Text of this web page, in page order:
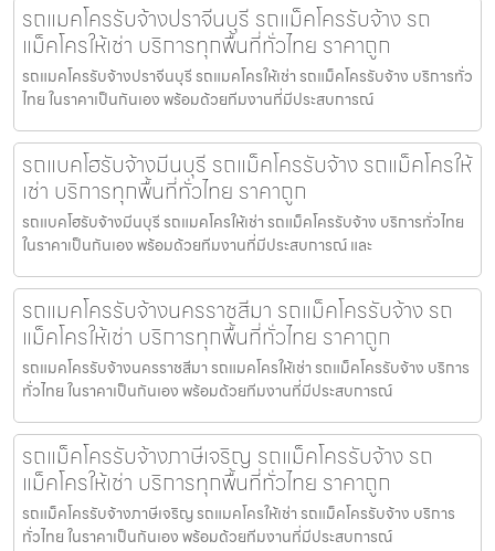
รถแมคโครรับจ้างปราจีนบุรี รถแม็คโครรับจ้าง รถ
แม็คโครให้เช่า บริการทุกพื้นที่ทั่วไทย ราคาถูก
รถแมคโครรับจ้างปราจีนบุรี รถแมคโครให้เช่า รถแม็คโครรับจ้าง บริการทั่ว
ไทย ในราคาเป็นกันเอง พร้อมด้วยทีมงานที่มีประสบการณ์
รถแบคโฮรับจ้างมีนบุรี รถแม็คโครรับจ้าง รถแม็คโครให้
เช่า บริการทุกพื้นที่ทั่วไทย ราคาถูก
รถแบคโฮรับจ้างมีนบุรี รถแมคโครให้เช่า รถแม็คโครรับจ้าง บริการทั่วไทย
ในราคาเป็นกันเอง พร้อมด้วยทีมงานที่มีประสบการณ์ และ
รถแมคโครรับจ้างนครราชสีมา รถแม็คโครรับจ้าง รถ
แม็คโครให้เช่า บริการทุกพื้นที่ทั่วไทย ราคาถูก
รถแมคโครรับจ้างนครราชสีมา รถแมคโครให้เช่า รถแม็คโครรับจ้าง บริการ
ทั่วไทย ในราคาเป็นกันเอง พร้อมด้วยทีมงานที่มีประสบการณ์
รถแม็คโครรับจ้างภาษีเจริญ รถแม็คโครรับจ้าง รถ
แม็คโครให้เช่า บริการทุกพื้นที่ทั่วไทย ราคาถูก
รถแม็คโครรับจ้างภาษีเจริญ รถแมคโครให้เช่า รถแม็คโครรับจ้าง บริการ
ทั่วไทย ในราคาเป็นกันเอง พร้อมด้วยทีมงานที่มีประสบการณ์